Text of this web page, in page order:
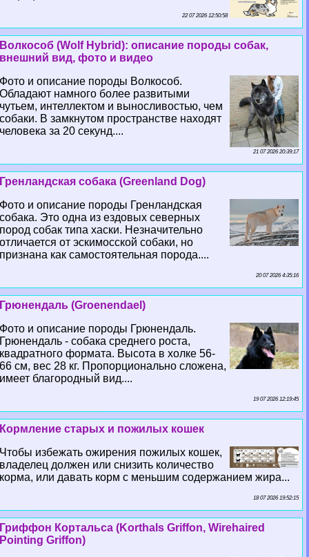
22 07 2026 12:50:58
Волкособ (Wolf Hybrid): описание породы собак,
внешний вид, фото и видео
Фото и описание породы Волкособ.
Обладают намного более развитыми
чутьем, интеллектом и выносливостью, чем
собаки. В замкнутом прострaнcтве находят
человека за 20 секунд....
21 07 2026 20:39:17
Гренландская собака (Greenland Dog)
Фото и описание породы Гренландская
собака. Это одна из ездовых северных
пород собак типа хаски. Незначительно
отличается от эскимосской собаки, но
признана как самостоятельная порода....
20 07 2026 4:35:16
Грюнендаль (Groenendael)
Фото и описание породы Грюнендаль.
Грюнендаль - собака среднего роста,
квадратного формата. Высота в холке 56-
66 см, вес 28 кг. Пропорционально сложена,
имеет благородный вид....
19 07 2026 12:19:45
Кормление старых и пожилых кошек
Чтобы избежать ожирения пожилых кошек,
владелец должен или снизить количество
корма, или давать корм с меньшим содержанием жира...
18 07 2026 19:52:15
Гриффон Кортальса (Korthals Griffon, Wirehaired
Pointing Griffon)